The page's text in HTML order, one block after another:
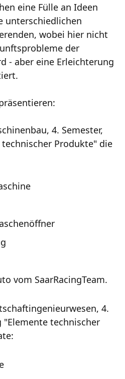
eine Fülle an Ideen
unterschiedlichen
wobei hier nicht
der
- aber eine Erleichterung
4. Semester,
Produkte" die
vom SaarRacingTeam.
4.
"Elemente technischer